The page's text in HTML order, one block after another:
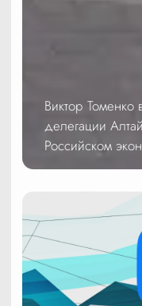
Виктор Томенко
делегации
Российском